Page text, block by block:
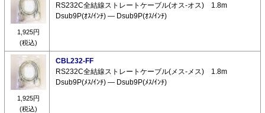
1,925円
(税込)
RS232C全結線ストレートケーブル(オス-オス) 1.8m
Dsub9P(ｵｽ/ｲﾝﾁ) ― Dsub9P(ｵｽ/ｲﾝﾁ)
1,925円
(税込)
CBL232-FF
RS232C全結線ストレートケーブル(メス-メス) 1.8m
Dsub9P(ﾒｽ/ｲﾝﾁ) ― Dsub9P(ﾒｽ/ｲﾝﾁ)